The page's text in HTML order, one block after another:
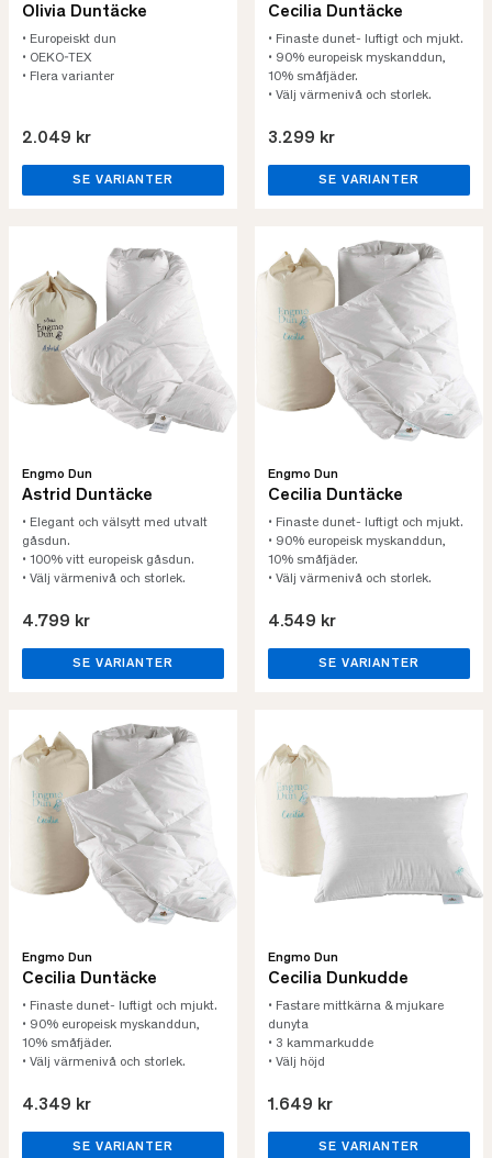
Olivia Duntäcke
• Europeiskt dun
• OEKO-TEX
• Flera varianter
2.049 kr
SE VARIANTER
Cecilia Duntäcke
• Finaste dunet- luftigt och mjukt.
• 90% europeisk myskanddun,
10% småfjäder.
• Välj värmenivå och storlek.
3.299 kr
SE VARIANTER
Engmo Dun
Astrid Duntäcke
• Elegant och välsytt med utvalt
gåsdun.
• 100% vitt europeisk gåsdun.
• Välj värmenivå och storlek.
4.799 kr
SE VARIANTER
Engmo Dun
Cecilia Duntäcke
• Finaste dunet- luftigt och mjukt.
• 90% europeisk myskanddun,
10% småfjäder.
• Välj värmenivå och storlek.
4.549 kr
SE VARIANTER
Engmo Dun
Cecilia Duntäcke
• Finaste dunet- luftigt och mjukt.
• 90% europeisk myskanddun,
10% småfjäder.
• Välj värmenivå och storlek.
4.349 kr
SE VARIANTER
Engmo Dun
Cecilia Dunkudde
• Fastare mittkärna & mjukare
dunyta
• 3 kammarkudde
• Välj höjd
1.649 kr
SE VARIANTER